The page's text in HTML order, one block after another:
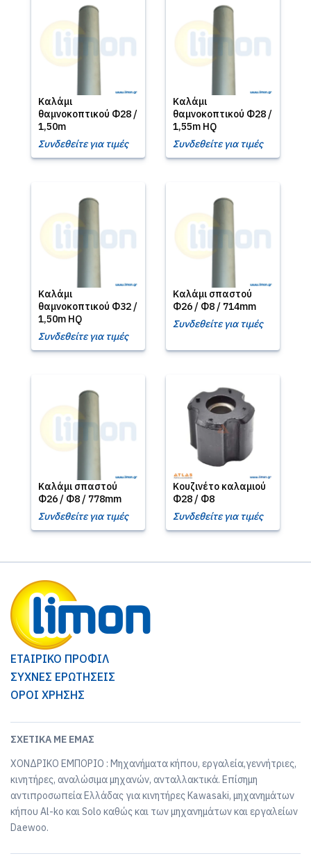
Καλάμι
θαμνοκοπτικού Φ28 /
1,50m
Συνδεθείτε για τιμές
Καλάμι
θαμνοκοπτικού Φ28 /
1,55m HQ
Συνδεθείτε για τιμές
Καλάμι
θαμνοκοπτικού Φ32 /
1,50m HQ
Συνδεθείτε για τιμές
Καλάμι σπαστού
Φ26 / Φ8 / 714mm
Συνδεθείτε για τιμές
Καλάμι σπαστού
Φ26 / Φ8 / 778mm
Συνδεθείτε για τιμές
Κουζινέτο καλαμιού
Φ28 / Φ8
Συνδεθείτε για τιμές
ΕΤΑΙΡΙΚΟ ΠΡΟΦΙΛ
ΣΥΧΝΕΣ ΕΡΩΤΗΣΕΙΣ
ΟΡΟΙ ΧΡΗΣΗΣ
ΣΧΕΤΙΚΆ ΜΕ ΕΜΆΣ
ΧΟΝΔΡΙΚΟ ΕΜΠΟΡΙΟ : Μηχανήματα κήπου, εργαλεία,γεννήτριες,
κινητήρες, αναλώσιμα μηχανών, ανταλλακτικά. Επίσημη
αντιπροσωπεία Ελλάδας για κινητήρες Kawasaki, μηχανημάτων
κήπου Al-ko και Solo καθώς και των μηχανημάτων και εργαλείων
Daewoo.